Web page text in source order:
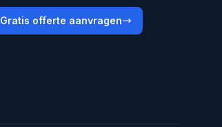
Gratis offerte aanvragen